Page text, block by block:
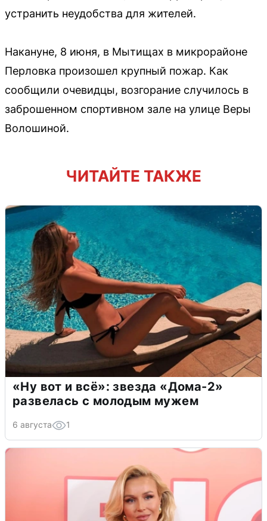
устранить неудобства для жителей.
Накануне, 8 июня, в Мытищах в микрорайоне
Перловка произошел крупный пожар. Как
сообщили очевидцы, возгорание случилось в
заброшенном спортивном зале на улице Веры
Волошиной.
ЧИТАЙТЕ ТАКЖЕ
«Ну вот и всё»: звезда «Дома-2»
развелась с молодым мужем
6 августа 1